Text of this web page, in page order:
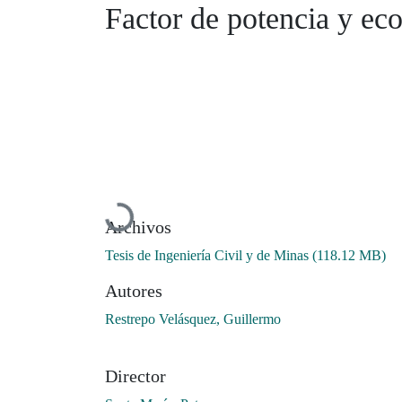
Factor de potencia y
Cargando...
Archivos
Tesis de Ingeniería Civil y de Minas (118.12 MB)
Autores
Restrepo Velásquez, Guillermo
Director